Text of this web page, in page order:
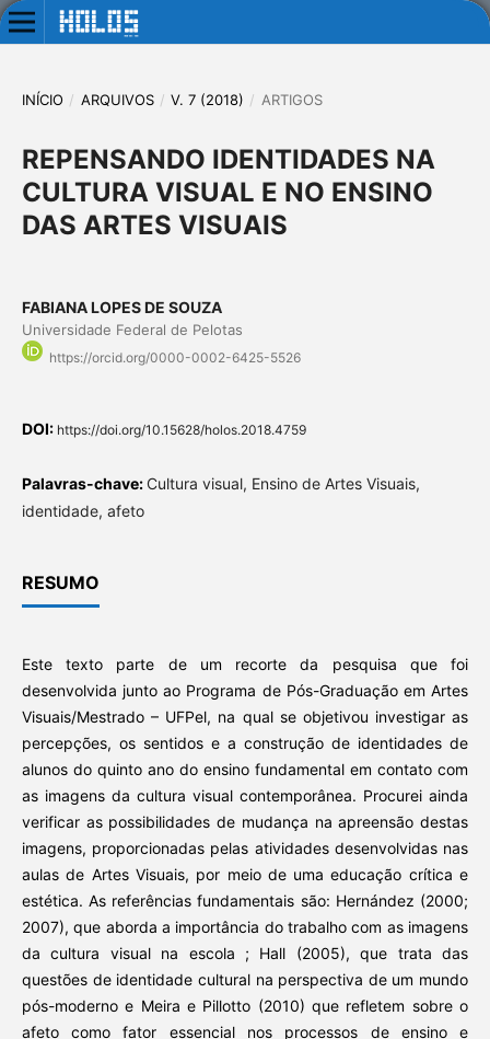
INÍCIO / ARQUIVOS / V. 7 (2018) / ARTIGOS
REPENSANDO IDENTIDADES NA
CULTURA VISUAL E NO ENSINO
DAS ARTES VISUAIS
FABIANA LOPES DE SOUZA
Universidade Federal de Pelotas
https://orcid.org/0000-0002-6425-5526
DOI: https://doi.org/10.15628/holos.2018.4759
Palavras-chave: Cultura visual, Ensino de Artes Visuais,
identidade, afeto
RESUMO
Este texto parte de um recorte da pesquisa que foi
desenvolvida junto ao Programa de Pós-Graduação em Artes
Visuais/Mestrado – UFPel, na qual se objetivou investigar as
percepções, os sentidos e a construção de identidades de
alunos do quinto ano do ensino fundamental em contato com
as imagens da cultura visual contemporânea. Procurei ainda
verificar as possibilidades de mudança na apreensão destas
imagens, proporcionadas pelas atividades desenvolvidas nas
aulas de Artes Visuais, por meio de uma educação crítica e
estética. As referências fundamentais são: Hernández (2000;
2007), que aborda a importância do trabalho com as imagens
da cultura visual na escola ; Hall (2005), que trata das
questões de identidade cultural na perspectiva de um mundo
pós-moderno e Meira e Pillotto (2010) que refletem sobre o
afeto como fator essencial nos processos de ensino e